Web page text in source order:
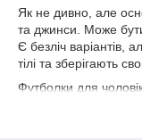
Як не дивно, але
та джинси. Може
Є безліч варіантів,
тілі та зберігають
Футболки для
не випадковість.